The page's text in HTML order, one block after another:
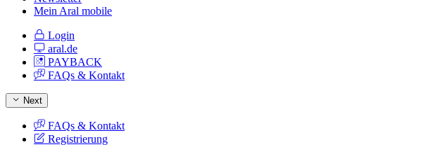
Mein Aral mobile
Login
aral.de
PAYBACK
FAQs & Kontakt
Next
FAQs & Kontakt
Registrierung